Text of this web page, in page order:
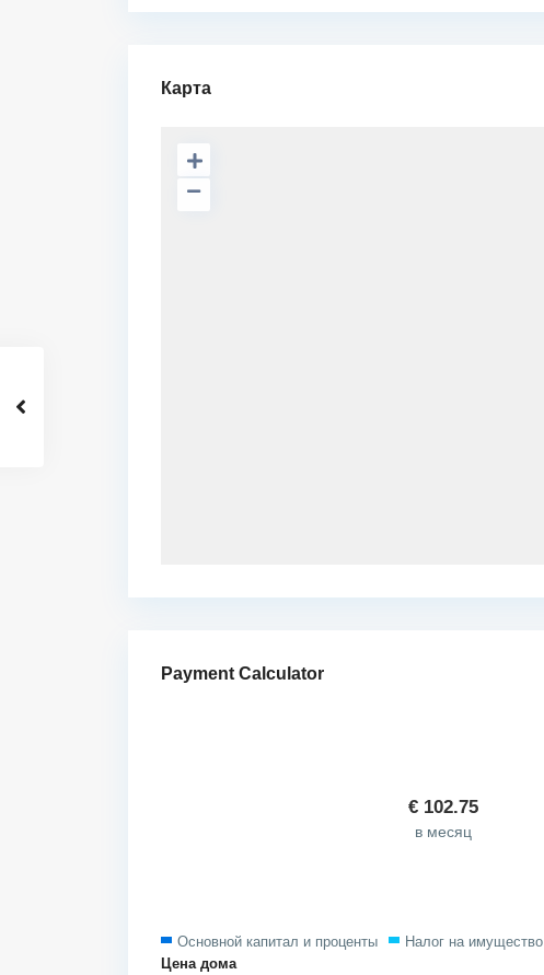
Карта
Payment Calculator
€ 102.75
в месяц
Основной капитал и проценты Налог на имущество
Цена дома